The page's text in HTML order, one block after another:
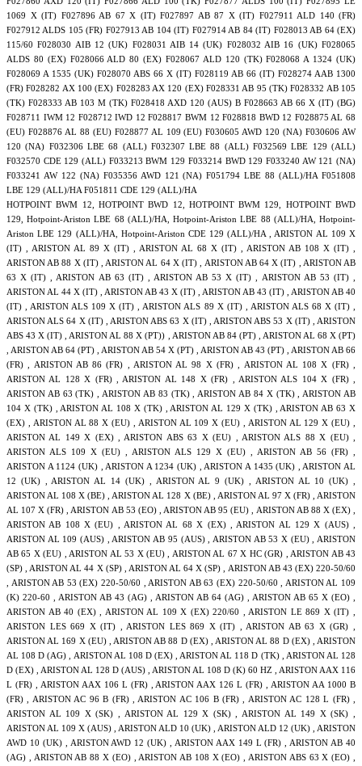
1069 X (IT) F027896 AB 67 X (IT) F027897 AB 87 X (IT) F027911 ALD 140 (FR)
F027912 ALDS 105 (FR) F027913 AB 104 (IT) F027914 AB 84 (IT) F028013 AB 64 (EX)
115/60 F028030 AIB 12 (UK) F028031 AIB 14 (UK) F028032 AIB 16 (UK) F028065
ALDS 80 (EX) F028066 ALD 80 (EX) F028067 ALD 120 (TK) F028068 A 1324 (UK)
F028069 A 1535 (UK) F028070 ABS 66 X (IT) F028119 AB 66 (IT) F028274 AAB 1300
(FR) F028282 AX 100 (EX) F028283 AX 120 (EX) F028331 AB 95 (TK) F028332 AB 105
(TK) F028333 AB 103 M (TK) F028418 AXD 120 (AUS) B F028663 AB 66 X (IT) (BG)
F028711 IWM 12 F028712 IWD 12 F028817 BWM 12 F028818 BWD 12 F028875 AL 68
(EU) F028876 AL 88 (EU) F028877 AL 109 (EU) F030605 AWD 120 (NA) F030606 AW
120 (NA) F032306 LBE 68 (ALL) F032307 LBE 88 (ALL) F032569 LBE 129 (ALL)
F032570 CDE 129 (ALL) F033213 BWM 129 F033214 BWD 129 F033240 AW 121 (NA)
F033241 AW 122 (NA) F035356 AWD 121 (NA) F051794 LBE 88 (ALL)/HA F051808
LBE 129 (ALL)/HA F051811 CDE 129 (ALL)/HA
HOTPOINT BWM 12, HOTPOINT BWD 12, HOTPOINT BWM 129, HOTPOINT BWD
129, Hotpoint-Ariston LBE 68 (ALL)/HA, Hotpoint-Ariston LBE 88 (ALL)/HA, Hotpoint-
Ariston LBE 129 (ALL)/HA, Hotpoint-Ariston CDE 129 (ALL)/HA , ARISTON AL 109 X
(IT) , ARISTON AL 89 X (IT) , ARISTON AL 68 X (IT) , ARISTON AB 108 X (IT) ,
ARISTON AB 88 X (IT) , ARISTON AL 64 X (IT) , ARISTON AB 64 X (IT) , ARISTON AB
63 X (IT) , ARISTON AB 63 (IT) , ARISTON AB 53 X (IT) , ARISTON AB 53 (IT) ,
ARISTON AL 44 X (IT) , ARISTON AB 43 X (IT) , ARISTON AB 43 (IT) , ARISTON AB 40
(IT) , ARISTON ALS 109 X (IT) , ARISTON ALS 89 X (IT) , ARISTON ALS 68 X (IT) ,
ARISTON ALS 64 X (IT) , ARISTON ABS 63 X (IT) , ARISTON ABS 53 X (IT) , ARISTON
ABS 43 X (IT) , ARISTON AL 88 X (PT)) , ARISTON AB 84 (PT) , ARISTON AL 68 X (PT)
, ARISTON AB 64 (PT) , ARISTON AB 54 X (PT) , ARISTON AB 43 (PT) , ARISTON AB 66
(FR) , ARISTON AB 86 (FR) , ARISTON AL 98 X (FR) , ARISTON AL 108 X (FR) ,
ARISTON AL 128 X (FR) , ARISTON AL 148 X (FR) , ARISTON ALS 104 X (FR) ,
ARISTON AB 63 (TK) , ARISTON AB 83 (TK) , ARISTON AB 84 X (TK) , ARISTON AB
104 X (TK) , ARISTON AL 108 X (TK) , ARISTON AL 129 X (TK) , ARISTON AB 63 X
(EX) , ARISTON AL 88 X (EU) , ARISTON AL 109 X (EU) , ARISTON AL 129 X (EU) ,
ARISTON AL 149 X (EX) , ARISTON ABS 63 X (EU) , ARISTON ALS 88 X (EU) ,
ARISTON ALS 109 X (EU) , ARISTON ALS 129 X (EU) , ARISTON AB 56 (FR) ,
ARISTON A 1124 (UK) , ARISTON A 1234 (UK) , ARISTON A 1435 (UK) , ARISTON AL
12 (UK) , ARISTON AL 14 (UK) , ARISTON AL 9 (UK) , ARISTON AL 10 (UK) ,
ARISTON AL 108 X (BE) , ARISTON AL 128 X (BE) , ARISTON AL 97 X (FR) , ARISTON
AL 107 X (FR) , ARISTON AB 53 (EO) , ARISTON AB 95 (EU) , ARISTON AB 88 X (EX) ,
ARISTON AB 108 X (EU) , ARISTON AL 68 X (EX) , ARISTON AL 129 X (AUS) ,
ARISTON AL 109 (AUS) , ARISTON AB 95 (AUS) , ARISTON AB 53 X (EU) , ARISTON
AB 65 X (EU) , ARISTON AL 53 X (EU) , ARISTON AL 67 X HC (GR) , ARISTON AB 43
(SP) , ARISTON AL 44 X (SP) , ARISTON AL 64 X (SP) , ARISTON AB 43 (EX) 220-50/60
, ARISTON AB 53 (EX) 220-50/60 , ARISTON AB 63 (EX) 220-50/60 , ARISTON AL 109
(K) 220-60 , ARISTON AB 43 (AG) , ARISTON AB 64 (AG) , ARISTON AB 65 X (EO) ,
ARISTON AB 40 (EX) , ARISTON AL 109 X (EX) 220/60 , ARISTON LE 869 X (IT) ,
ARISTON LES 669 X (IT) , ARISTON LES 869 X (IT) , ARISTON AB 63 X (GR) ,
ARISTON AL 169 X (EU) , ARISTON AB 88 D (EX) , ARISTON AL 88 D (EX) , ARISTON
AL 108 D (AG) , ARISTON AL 108 D (EX) , ARISTON AL 118 D (TK) , ARISTON AL 128
D (EX) , ARISTON AL 128 D (AUS) , ARISTON AL 108 D (K) 60 HZ , ARISTON AAX 116
L (FR) , ARISTON AAX 106 L (FR) , ARISTON AAX 126 L (FR) , ARISTON AA 1000 B
(FR) , ARISTON AC 96 B (FR) , ARISTON AC 106 B (FR) , ARISTON AC 128 L (FR) ,
ARISTON AL 109 X (SK) , ARISTON AL 129 X (SK) , ARISTON AL 149 X (SK) ,
ARISTON AL 109 X (AUS) , ARISTON ALD 10 (UK) , ARISTON ALD 12 (UK) , ARISTON
AWD 10 (UK) , ARISTON AWD 12 (UK) , ARISTON AAX 149 L (FR) , ARISTON AB 40
(AG) , ARISTON AB 88 X (EO) , ARISTON AB 108 X (EO) , ARISTON ABS 63 X (EO) ,